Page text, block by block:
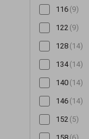
116 (9)
122 (9)
128 (14)
134 (14)
140 (14)
146 (14)
152 (5)